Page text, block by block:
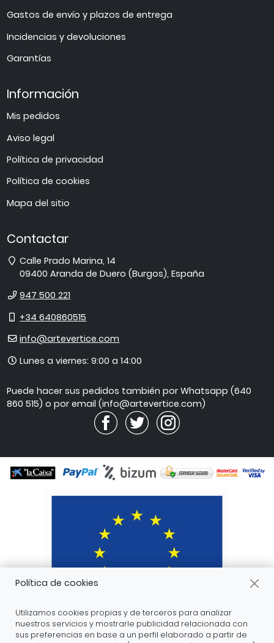
Gastos de envío y plazos de entrega
Incidencias y devoluciones
Garantías
Información
Mis pedidos
Aviso legal
Política de privacidad
Política de cookies
Mapa del sitio
Contactar
Dirección
Calle Prado Marina, 14
09400 Aranda de Duero (Burgos),España
Teléfono
947 500 221
Móvil
+34 640860515
E-
info@artevertice.com
Horario
atención
Lunes a viernes: 9:00 a 14:00
Puede hacer sus pedidos también por Whatsapp (640
860 515) o por email (info@artevertice.com)
Política de cookies
Utilizamos cookies propias y de terceros para analizar
nuestros servicios y mostrarle publicidad relacionada con
sus preferencias en base a un perfil elaborado a partir de